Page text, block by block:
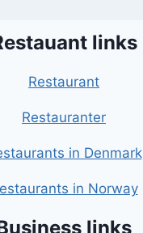
links
Restaurant
Restauranter
in Denmark
in Norway
links